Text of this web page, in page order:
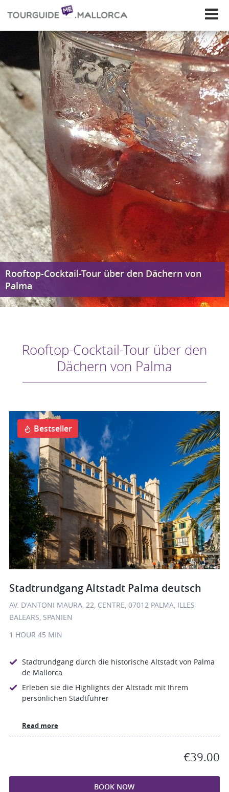
Rooftop-Cocktail-Tour über den Dächern von
Palma
Rooftop-Cocktail-Tour über den
Dächern von Palma
Bestseller
Stadtrundgang Altstadt Palma deutsch
AV. D'ANTONI MAURA, 22, CENTRE, 07012 PALMA, ILLES
BALEARS, SPANIEN
1 HOUR 45 MIN
Stadtrundgang durch die historische Altstadt von Palma
de Mallorca
Erleben sie die Highlights der Altstadt mit Ihrem
persönlichen Stadtführer
Read more
€39.00
BOOK NOW